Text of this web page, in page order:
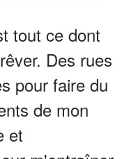
tout ce dont
Des rues
pour faire du
de mon
et